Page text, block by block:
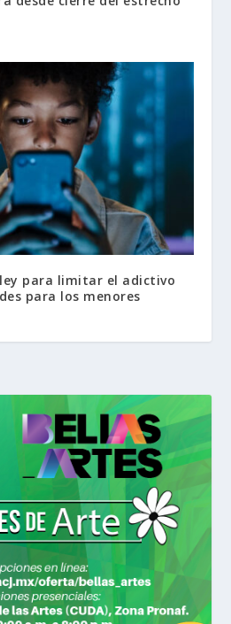
para limitar el adictivo
para los menores